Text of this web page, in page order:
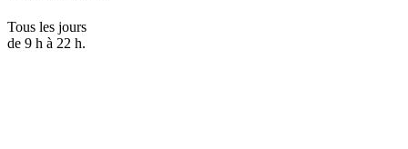
Tous les jours
de 9 h à 22 h.